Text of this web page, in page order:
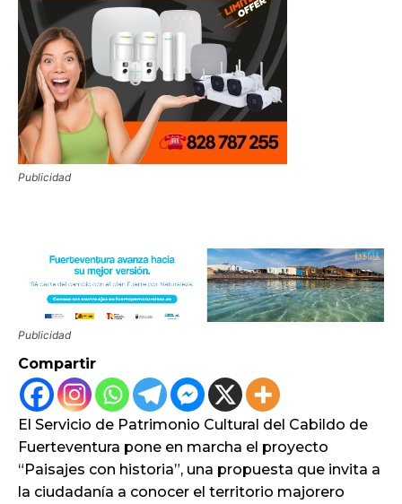
Publicidad
Publicidad
Compartir
El Servicio de Patrimonio Cultural del Cabildo de
Fuerteventura pone en marcha el proyecto
“Paisajes con historia”, una propuesta que invita a
la ciudadanía a conocer el territorio majorero